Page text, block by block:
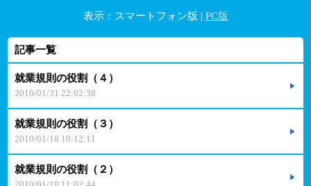
表示：スマートフォン版 | PC版
記事一覧
就業規則の役割（４）
2010/01/31 22:02:38
就業規則の役割（３）
2010/01/18 10:12:11
就業規則の役割（２）